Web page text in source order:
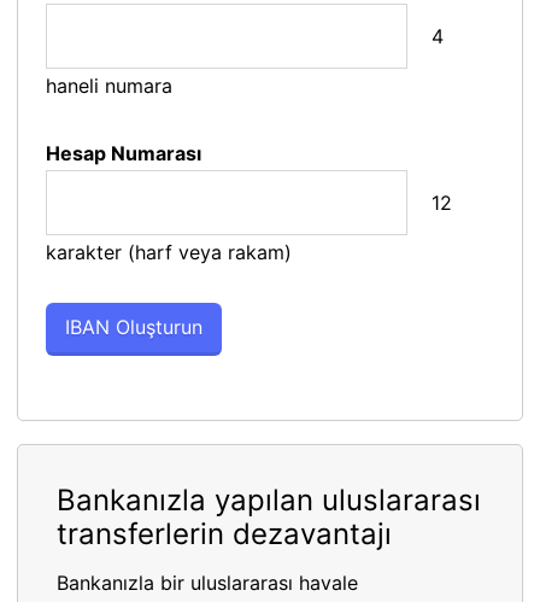
4
haneli numara
Hesap Numarası
12
karakter (harf veya rakam)
Bankanızla yapılan uluslararası
transferlerin dezavantajı
Bankanızla bir uluslararası havale